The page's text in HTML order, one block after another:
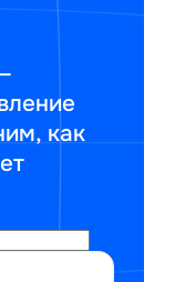
как